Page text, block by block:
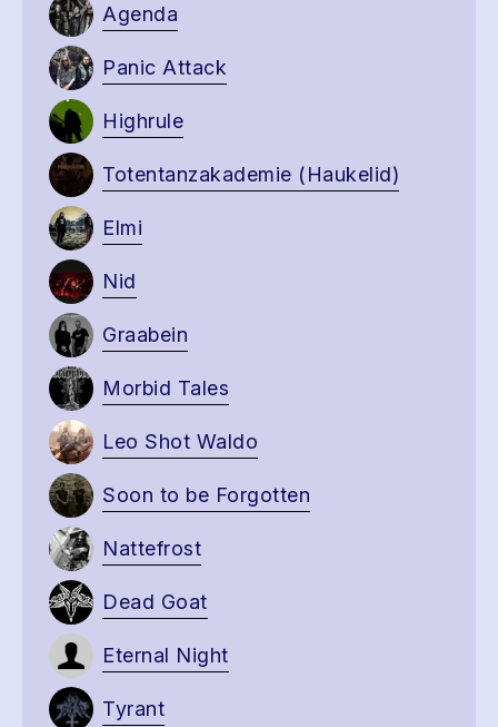
Agenda
Panic Attack
Highrule
Totentanzakademie (Haukelid)
Elmi
Nid
Graabein
Morbid Tales
Leo Shot Waldo
Soon to be Forgotten
Nattefrost
Dead Goat
Eternal Night
Tyrant